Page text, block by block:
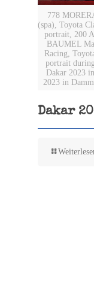
778
(spa), Toyota
portrait, 200
BAUMEL
Racing,
portrait
Dakar 2023
2023 in
Dakar